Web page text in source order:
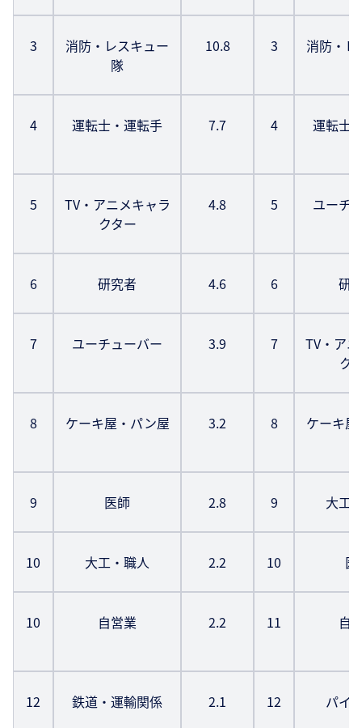
3
消防・レスキュー
隊
10.8 3
消防・
4 運転士・運転手 7.7 4 運転士
5
TV・アニメキャラ
クター
4.8 5 ユーチ
6 研究者 4.6 6 研
7 ユーチューバー 3.9 7
TV・ア
ク
8 ケーキ屋・パン屋 3.2 8 ケーキ
9 医師 2.8 9 大工
10 大工・職人 2.2 10 医
10 自営業 2.2 11 自
12 鉄道・運輸関係 2.1 12 パイ